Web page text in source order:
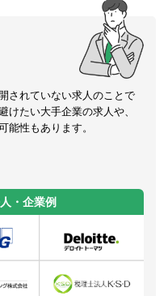
されていない求人のことで
けたい大手企業の求人や、
能性もあります。
・企業例